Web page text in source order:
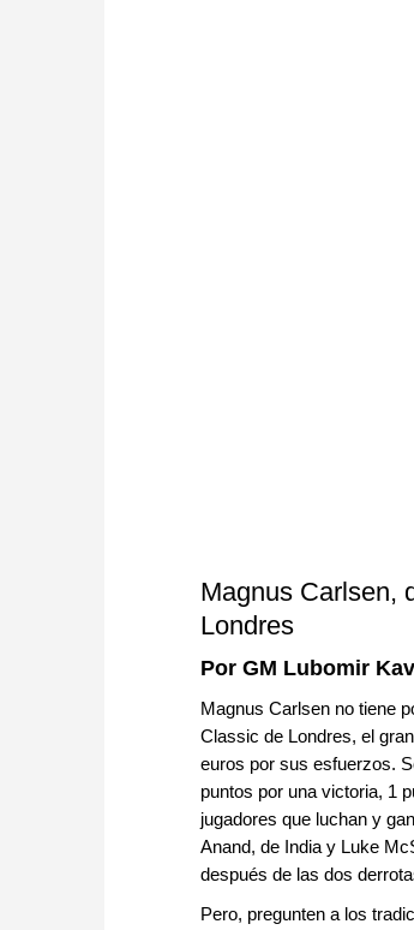
Magnus Carlsen,
Londres
Por GM Lubomir
Magnus Carlsen no tiene
Classic de Londres, el
euros por sus esfuerzos.
puntos por una victoria, 1
jugadores que luchan y
Anand, de India y Luke
después de las dos
Pero, pregunten a los